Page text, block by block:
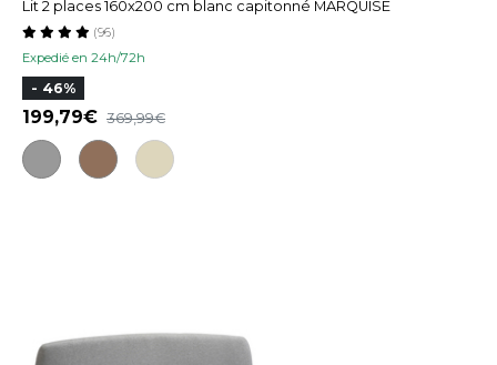
Lit 2 places 160x200 cm blanc capitonné MARQUISE
Expedié en 24h/72h
(96)
- 46%
199,79 369,99